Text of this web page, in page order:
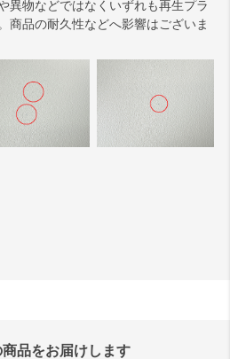
異物などではなくいずれも再生プラ
商品の耐久性などへ影響はございま
品をお届けします